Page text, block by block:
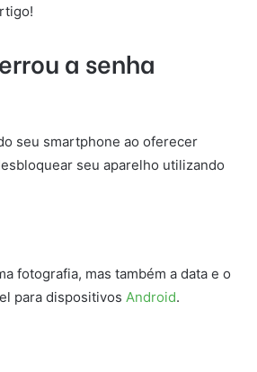
a senha
seu smartphone ao oferecer
seu aparelho utilizando
fotografia, mas também a data e o
para dispositivos Android.